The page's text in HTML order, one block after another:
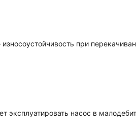
при
эксплуатировать насос в